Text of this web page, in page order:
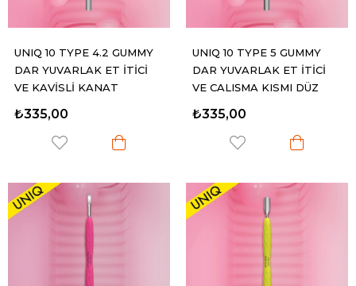
UNIQ 10 TYPE 4.2 GUMMY
DAR YUVARLAK ET İTİCİ
VE KAVİSLİ KANAT
₺335,00
UNIQ 10 TYPE 5 GUMMY
DAR YUVARLAK ET İTİCİ
VE ÇALIŞMA KISMI DÜZ
₺335,00